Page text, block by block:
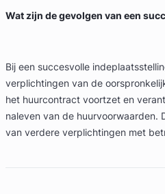
Wat zijn de gevolgen van een
Bij een succesvolle
verplichtingen van de
het huurcontract voortzet en
naleven van de huurvoorwaarden.
van verdere verplichtingen met